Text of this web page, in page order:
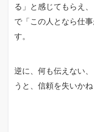
る」と感じてもらえ
で「この人となら仕
す。
逆に、何も伝えない
うと、信頼を失いかね